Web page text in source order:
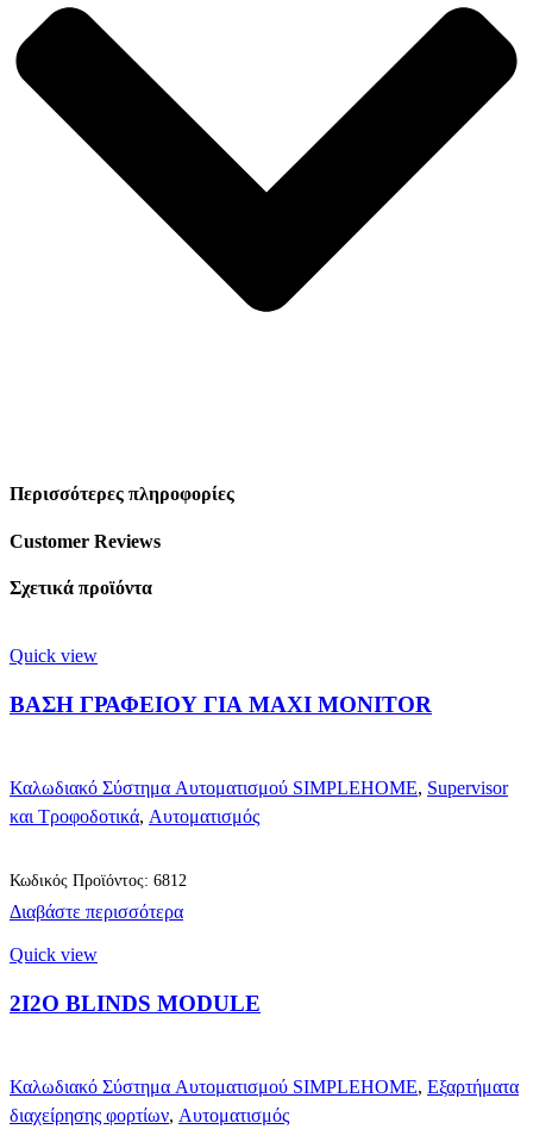
Περισσότερες πληροφορίες
Customer Reviews
Σχετικά προϊόντα
Quick view
ΒΑΣΗ ΓΡΑΦΕΙΟΥ ΓΙΑ MAXI MONITOR
Καλωδιακό Σύστημα Αυτοματισμού SIMPLEHOME, Supervisor
και Τροφοδοτικά, Αυτοματισμός
Διαβάστε περισσότερα
Κωδικός Προϊόντος: 6812
Quick view
2I2O BLINDS MODULE
Καλωδιακό Σύστημα Αυτοματισμού SIMPLEHOME, Εξαρτήματα
διαχείρησης φορτίων, Αυτοματισμός